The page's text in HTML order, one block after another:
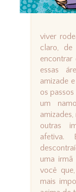
viver
claro,
encontrar
essas
amizade
os
um
outras
afetiva.
uma
você
mais